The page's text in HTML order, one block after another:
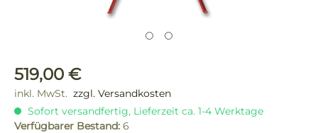
Regulärer Preis:
519,00 €
inkl. MwSt. zzgl. Versandkosten
Sofort versandfertig, Lieferzeit ca. 1-4 Werktage
Verfügbarer Bestand: 6